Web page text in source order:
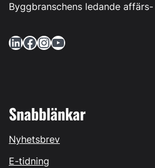
Byggbranschens ledande
LinkedIn Facebook InstagramYouTube
Snabblänkar
Nyhetsbrev
E-tidning